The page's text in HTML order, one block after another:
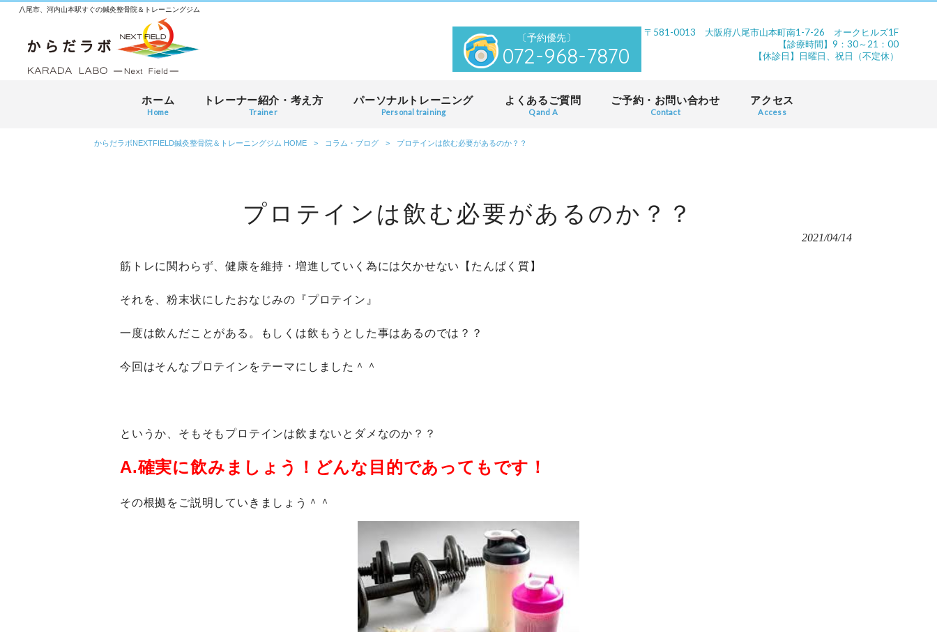
八尾市、河内山本駅すぐの鍼灸整骨院＆トレーニングジム
072-968-7870
〒581-0013 大阪府八尾市山本町南1-7-26 オークヒルズ1F
【診療時間】9：30～21：00
【休診日】日曜日、祝日（不定休）
ホーム
Home
トレーナー紹介・考え方
Trainer
パーソナルトレーニング
Personal training
よくあるご質問
Q and A
ご予約・お問い合わせ
Contact
アクセス
Access
からだラボNEXTFIELD鍼灸整骨院＆トレーニングジム HOME > コラム・ブログ > プロテインは飲む必要があるのか？？
プロテインは飲む必要があるのか？？
2021/04/14
筋トレに関わらず、健康を維持・増進していく為には欠かせない【たんぱく質】
それを、粉末状にしたおなじみの『プロテイン』
一度は飲んだことがある。もしくは飲もうとした事はあるのでは？？
今回はそんなプロテインをテーマにしました＾＾
というか、そもそもプロテインは飲まないとダメなのか？？
A.確実に飲みましょう！どんな目的であってもです！
その根拠をご説明していきましょう＾＾